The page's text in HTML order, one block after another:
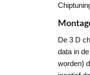
De 3 D
data in
worden)